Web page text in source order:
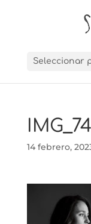
Seleccionar
14 febrero,